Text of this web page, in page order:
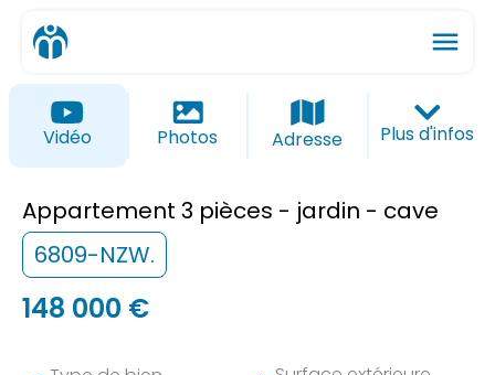
menu
ios_share
Vidéo Photos Adresse Plus d'infos
Appartement 3 pièces - jardin - cave
6809-NZW.
148 000 €